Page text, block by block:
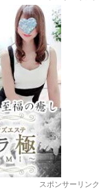
スポンサーリンク